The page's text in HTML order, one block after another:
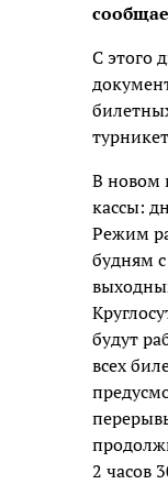
С этого
В новом
кассы:
Режим
будням
будут
всех
2 часов